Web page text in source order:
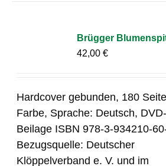
Brügger
42,00€
Hardcover gebunden, 180
Farbe, Sprache: Deutsch, DVD-
Beilage ISBN 978-3-934210-
Bezugsquelle: Deutscher
Klöppelverband e. V. und im